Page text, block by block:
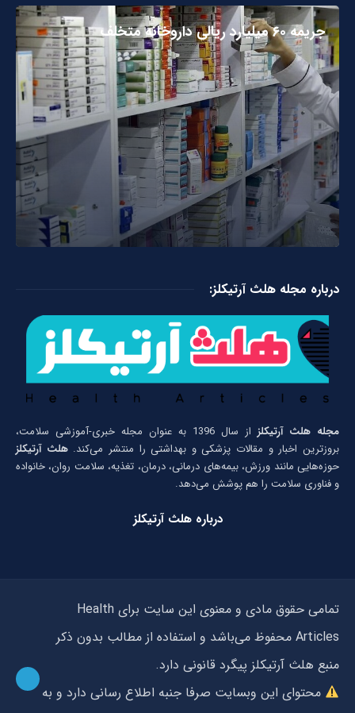
جریمه ۶۰ میلیارد ریالی داروخانه متخلف
درباره مجله هلث آرتیکلز:
مجله هلث آرتیکلز
از سال 1396 به عنوان مجله خبری-آموزشی سلامت،
بروزترین اخبار و مقالات پزشکی و بهداشتی را منتشر می‌کند.هلث آرتیکلز
حوزه‌هایی مانند ورزش، بیمه‌های درمانی، درمان، تغذیه، سلامت روان، خانواده
و فناوری سلامت را هم پوشش می‌دهد.
درباره هلث آرتیکلز
تمامی حقوق مادی و معنوی این سایت برای Health
Articles محفوظ می‌باشد و استفاده از مطالب بدون ذکر
منبع هلث آرتیکلز پیگرد قانونی دارد.
محتوای این وبسایت صرفا جنبه اطلاع رسانی دارد و به